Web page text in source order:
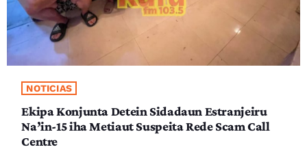
NOTICIAS
Ekipa Konjunta Detein Sidadaun Estranjeiru
Na’in-15 iha Metiaut Suspeita Rede Scam Call
Centre